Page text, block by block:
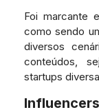
Foi marcante
como sendo
diversos
conteúdos,
startups